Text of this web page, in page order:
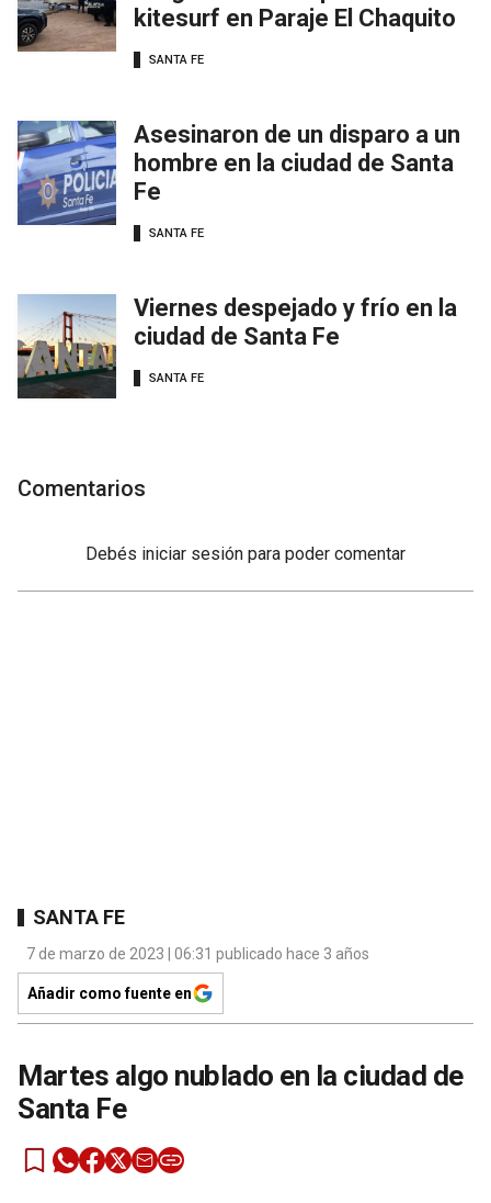
kitesurf en Paraje El Chaquito
SANTA FE
Asesinaron de un disparo a un
hombre en la ciudad de Santa
Fe
SANTA FE
Viernes despejado y frío en la
ciudad de Santa Fe
SANTA FE
Comentarios
Debés iniciar sesión para poder comentar
SANTA FE
7 de marzo de 2023 | 06:31 publicado hace 3 años
Añadir como fuente en
Martes algo nublado en la ciudad de
Santa Fe